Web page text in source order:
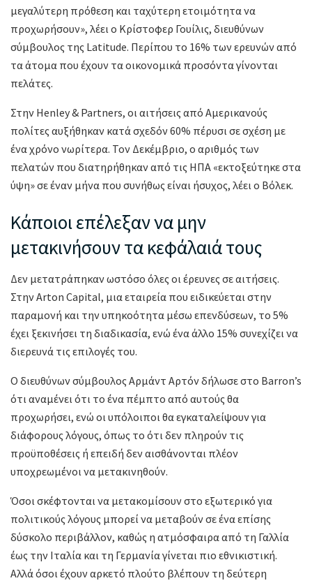
μεγαλύτερη πρόθεση και ταχύτερη ετοιμότητα να
προχωρήσουν», λέει ο Κρίστοφερ Γουίλις, διευθύνων
σύμβουλος της Latitude. Περίπου το 16% των ερευνών από
τα άτομα που έχουν τα οικονομικά προσόντα γίνονται
πελάτες.
Στην Henley & Partners, οι αιτήσεις από Αμερικανούς
πολίτες αυξήθηκαν κατά σχεδόν 60% πέρυσι σε σχέση με
ένα χρόνο νωρίτερα. Τον Δεκέμβριο, ο αριθμός των
πελατών που διατηρήθηκαν από τις ΗΠΑ «εκτοξεύτηκε στα
ύψη» σε έναν μήνα που συνήθως είναι ήσυχος, λέει ο Βόλεκ.
Κάποιοι επέλεξαν να μην
μετακινήσουν τα κεφάλαιά τους
Δεν μετατράπηκαν ωστόσο όλες οι έρευνες σε αιτήσεις.
Στην Arton Capital, μια εταιρεία που ειδικεύεται στην
παραμονή και την υπηκοότητα μέσω επενδύσεων, το 5%
έχει ξεκινήσει τη διαδικασία, ενώ ένα άλλο 15% συνεχίζει να
διερευνά τις επιλογές του.
Ο διευθύνων σύμβουλος Αρμάντ Αρτόν δήλωσε στο Barron’s
ότι αναμένει ότι το ένα πέμπτο από αυτούς θα
προχωρήσει, ενώ οι υπόλοιποι θα εγκαταλείψουν για
διάφορους λόγους, όπως το ότι δεν πληρούν τις
προϋποθέσεις ή επειδή δεν αισθάνονται πλέον
υποχρεωμένοι να μετακινηθούν.
Όσοι σκέφτονται να μετακομίσουν στο εξωτερικό για
πολιτικούς λόγους μπορεί να μεταβούν σε ένα επίσης
δύσκολο περιβάλλον, καθώς η ατμόσφαιρα από τη Γαλλία
έως την Ιταλία και τη Γερμανία γίνεται πιο εθνικιστική.
Αλλά όσοι έχουν αρκετό πλούτο βλέπουν τη δεύτερη